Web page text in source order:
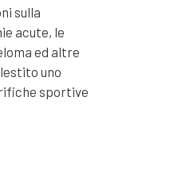
sulla
acute, le
ed altre
uno
sportive